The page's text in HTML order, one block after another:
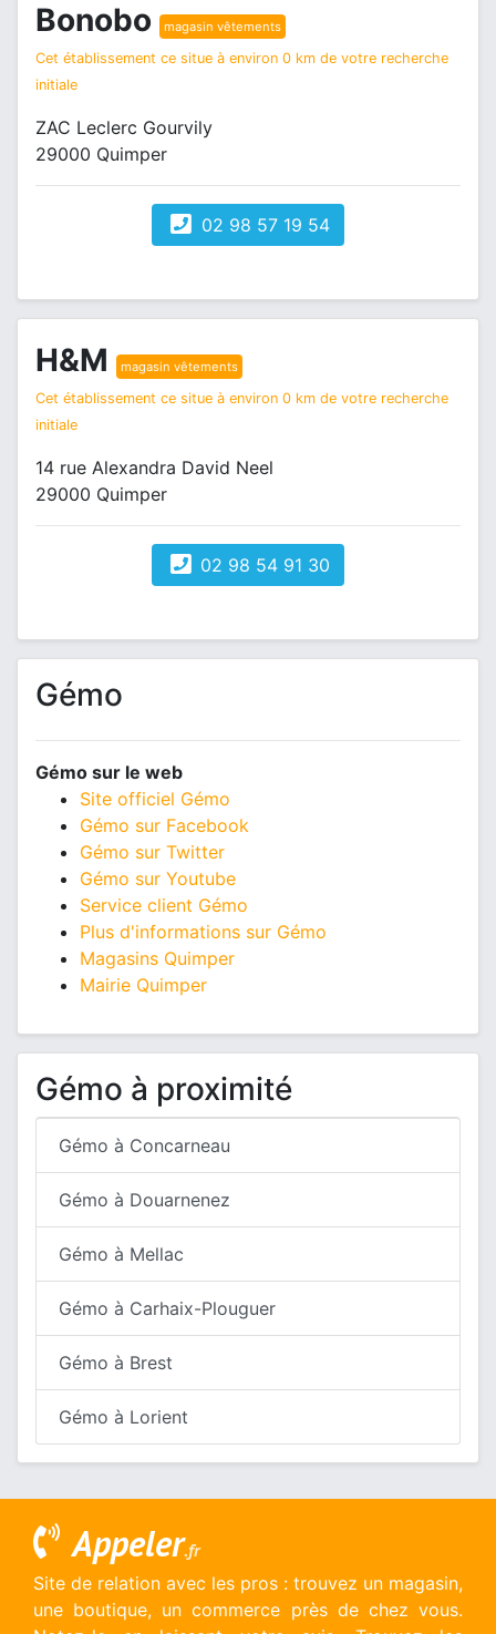
Bonobo magasin vêtements
Cet établissement ce situe à environ 0 km de votre recherche
initiale
ZAC Leclerc Gourvily
29000 Quimper
02 98 57 19 54
H&M magasin vêtements
Cet établissement ce situe à environ 0 km de votre recherche
initiale
14 rue Alexandra David Neel
29000 Quimper
02 98 54 91 30
Gémo
Gémo sur le web
Site officiel Gémo
Gémo sur Facebook
Gémo sur Twitter
Gémo sur Youtube
Service client Gémo
Plus d'informations sur Gémo
Magasins Quimper
Mairie Quimper
Gémo à proximité
Gémo à Concarneau
Gémo à Douarnenez
Gémo à Mellac
Gémo à Carhaix-Plouguer
Gémo à Brest
Gémo à Lorient
Appeler.fr
Site de relation avec les pros : trouvez un magasin,
une boutique, un commerce près de chez vous.